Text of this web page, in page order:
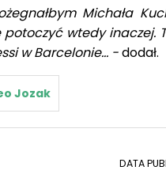
Michała
wtedy inaczej.
w Barcelonie… -dodał.
Jozak
DATA